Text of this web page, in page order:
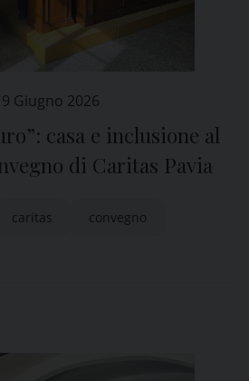
Giugno 2026
casa e inclusione al
di Caritas Pavia
caritas convegno